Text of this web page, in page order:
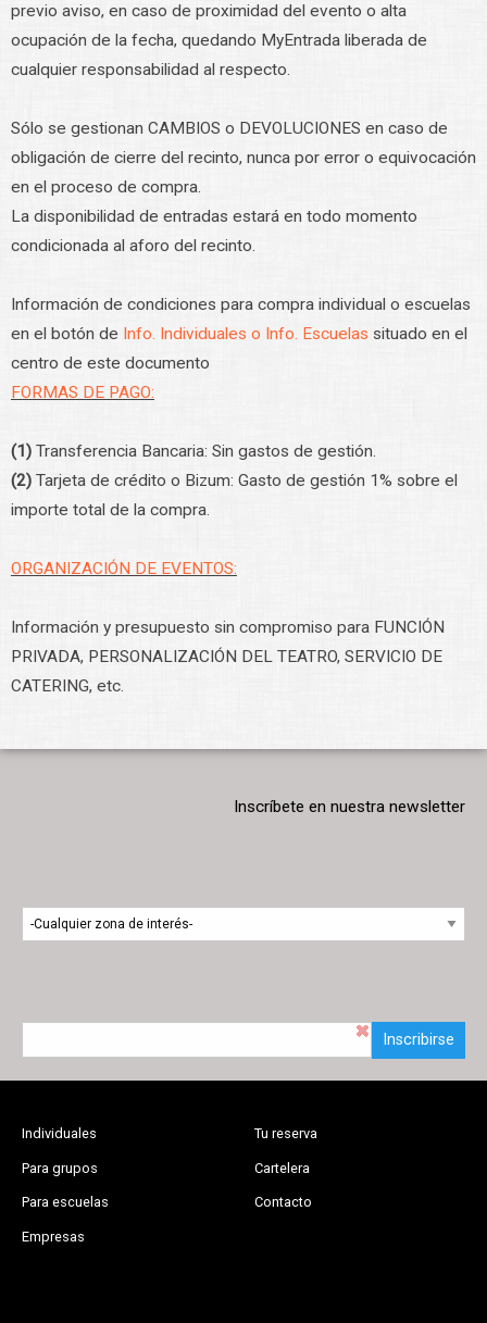
previo aviso, en caso de proximidad del evento o alta
ocupación de la fecha, quedando MyEntrada liberada de
cualquier responsabilidad al respecto.
Sólo se gestionan CAMBIOS o DEVOLUCIONES en caso de
obligación de cierre del recinto, nunca por error o equivocación
en el proceso de compra.
La disponibilidad de entradas estará en todo momento
condicionada al aforo del recinto.
Información de condiciones para compra individual o escuelas
en el botón de Info. Individuales o Info. Escuelas situado en el
centro de este documento
FORMAS DE PAGO:
(1) Transferencia Bancaria: Sin gastos de gestión.
(2) Tarjeta de crédito o Bizum: Gasto de gestión 1% sobre el
importe total de la compra.
ORGANIZACIÓN DE EVENTOS:
Información y presupuesto sin compromiso para FUNCIÓN
PRIVADA, PERSONALIZACIÓN DEL TEATRO, SERVICIO DE
CATERING, etc.
Inscríbete en nuestra newsletter
Inscribirse
Individuales
Para grupos
Para escuelas
Empresas
Tu reserva
Cartelera
Contacto